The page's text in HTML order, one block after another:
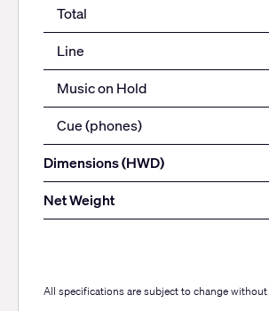
Total
Line
Music on Hold
Cue (phones)
Dimensions (HWD)
Net Weight
All specifications are subject to change